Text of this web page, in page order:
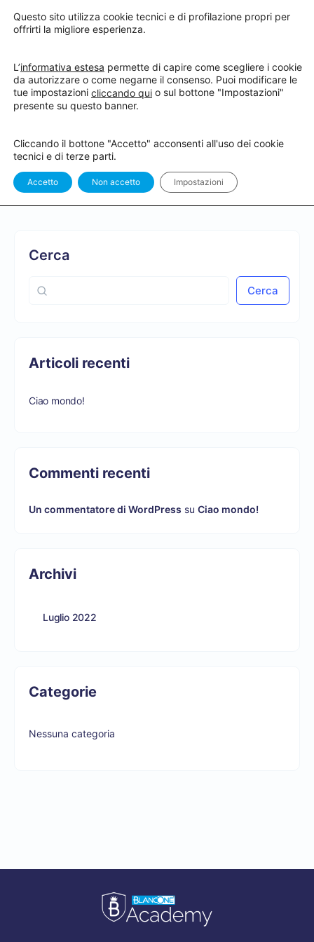
Hai completato il corso “Impossible
complessi – Tips & Tricks” !
Cerca
Cerca
Articoli recenti
Ciao mondo!
Commenti recenti
Un commentatore di WordPress su Ciao mondo!
Archivi
Luglio 2022
Categorie
Nessuna categoria
Questo sito utilizza cookie tecnici e di profilazione propri per
offrirti la migliore esperienza.
L’informativa estesa permette di capire come scegliere i cookie
da autorizzare o come negarne il consenso. Puoi modificare le
tue impostazioni cliccando qui o sul bottone "Impostazioni"
presente su questo banner.
Cliccando il bottone "Accetto" acconsenti all'uso dei cookie
tecnici e di terze parti.
Accetto Non accetto Impostazioni